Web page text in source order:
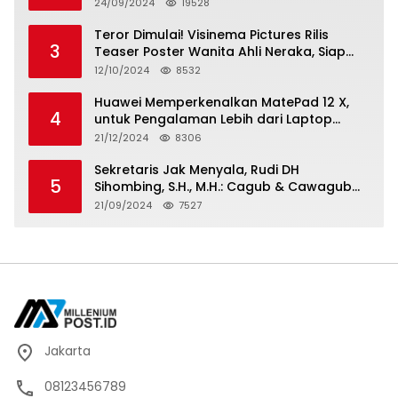
3
Teror Dimulai! Visinema Pictures Rilis
Teaser Poster Wanita Ahli Neraka, Siap
Tayang di Bioskop 14 November 2024
12/10/2024 8532
4
Huawei Memperkenalkan MatePad 12 X,
untuk Pengalaman Lebih dari Laptop
dengan Layar Ultra Bright dan Desain
Standar Baru untuk Produktivitas di Mana
Saja
21/12/2024 8306
5
Sekretaris Jak Menyala, Rudi DH
Sihombing, S.H., M.H.: Cagub & Cawagub
DKI Jakarta Pramono Anung dan Rano
21/09/2024 7527
Jakarta
08123456789